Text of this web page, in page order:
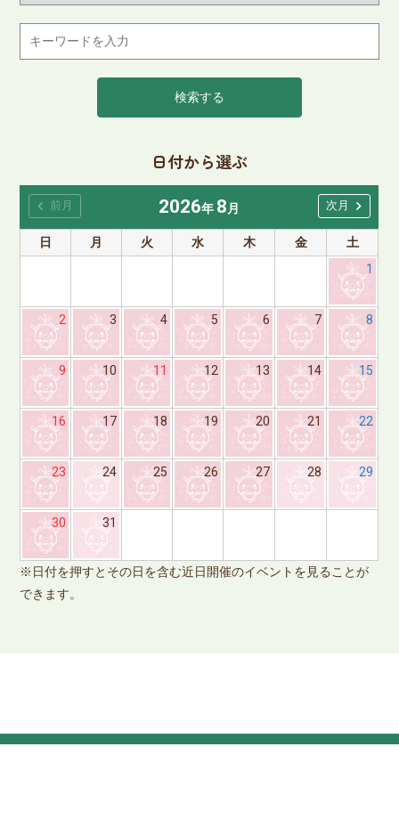
日付から選ぶ
2026年8月
日
月 火 水 木 金
土
1
2 3 4 5 6 7 8
9 10 11 12 13 14 15
16 17 18 19 20 21 22
23 24 25 26 27 28 29
30 31
※日付を押すとその日を含む近日開催のイベントを見ることが
できます。
chevron_left 前月 次月 chevron_right
検索する